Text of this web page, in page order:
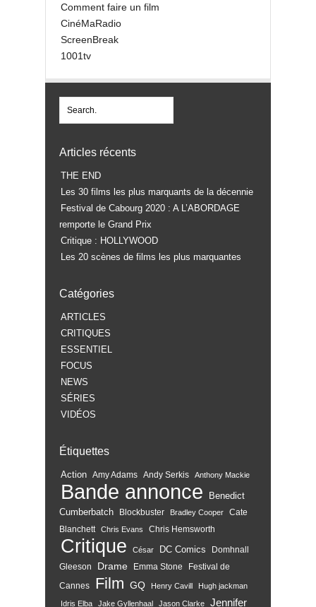
Comment faire un film
CinéMaRadio
ScreenBreak
1001tv
Articles récents
THE END
Les 30 films les plus marquants de la décennie
Festival de Cabourg 2020 : A L’ABORDAGE
remporte le Grand Prix
Critique : HOLLYWOOD
Les 20 scènes de films les plus marquantes
Catégories
ARTICLES
CRITIQUES
ESSENTIEL
FOCUS
NEWS
SÉRIES
VIDÉOS
Étiquettes
Action Amy Adams Andy Serkis Anthony Mackie
Bande annonce
Benedict
Cumberbatch
Blockbuster Bradley Cooper
Cate
Blanchett
Chris Evans Chris Hemsworth
Critique César DC Comics
Domhnall
Gleeson
Drame Emma Stone
Festival de
Cannes
Film GQ Henry Cavill Hugh jackman
Idris Elba Jake Gyllenhaal Jason Clarke Jennifer